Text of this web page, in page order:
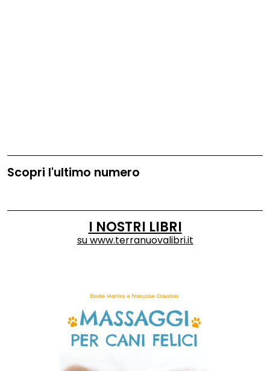
Scopri l'ultimo numero
I NOSTRI LIBRI
suwww.terranuovalibri.it